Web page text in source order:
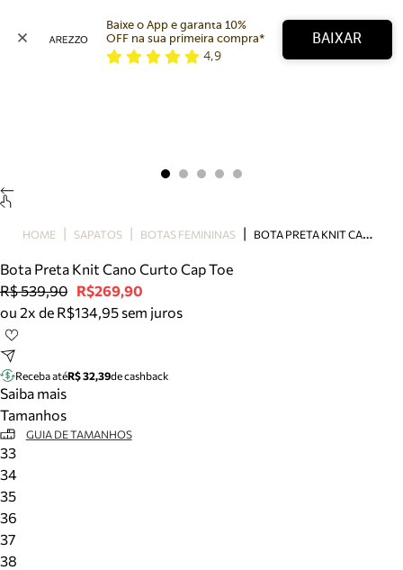
Bolsa
Tamanco
Tênis
Mule
Tire dúvidas sobre pedidos, devoluções e mais.
Meus pedidos
Acompanhe seus pedidos e solicite devoluções.
Baixe o App e garanta 10%
OFF na sua primeira compra*
4,9
BAIXAR
HOME SAPATOS BOTAS FEMININAS B
OTA PRETA KNIT CANO CURTO CAP TOE
Bota Preta Knit Cano Curto Cap Toe
R$ 539,90 R$269,90
ou 2x de R$134,95 sem juros
Receba atéR$ 32,39de cashback
Saiba mais
Tamanhos
GUIA DE TAMANHOS
33
34
35
36
37
38